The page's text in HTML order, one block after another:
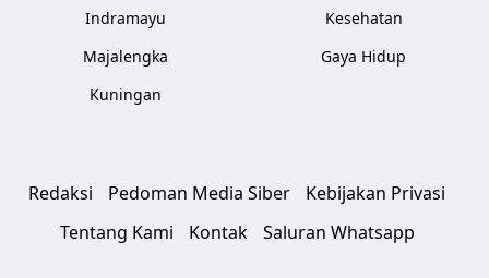
Indramayu
Majalengka
Kuningan
Kesehatan
Gaya Hidup
Redaksi Pedoman Media Siber
Kebijakan Privasi
Tentang Kami
Kontak Saluran Whatsapp